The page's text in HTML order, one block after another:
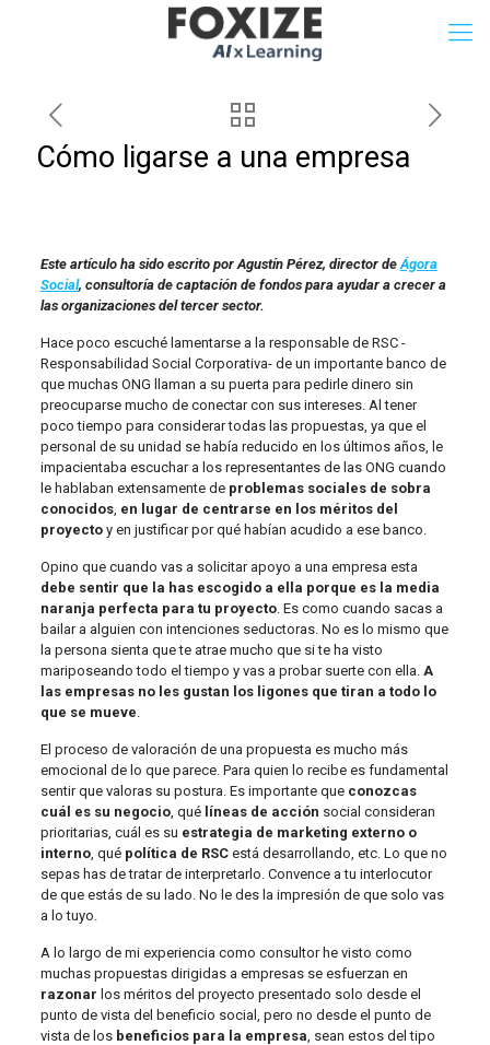
Cómo ligarse a una empresa
Este artículo ha sido escrito por Agustín Pérez, director deÁgora
Social, consultoría de captación de fondos para ayudar a crecer a
las organizaciones del tercer sector.
Hace poco escuché lamentarse a la responsable de RSC -
Responsabilidad Social Corporativa- de un importante banco de
que muchas ONG llaman a su puerta para pedirle dinero sin
preocuparse mucho de conectar con sus intereses. Al tener
poco tiempo para considerar todas las propuestas, ya que el
personal de su unidad se había reducido en los últimos años, le
impacientaba escuchar a los representantes de las ONG cuando
le hablaban extensamente de problemas sociales de sobra
conocidos, en lugar de centrarse en los méritos del
proyectoy en justificar por qué habían acudido a ese banco.
Opino que cuando vas a solicitar apoyo a una empresa esta
debe sentir que la has escogido a ella porque es la media
naranja perfecta para tu proyecto. Es como cuando sacas a
bailar a alguien con intenciones seductoras. No es lo mismo que
la persona sienta que te atrae mucho que si te ha visto
mariposeando todo el tiempo y vas a probar suerte con ella. A
las empresas no les gustan los ligones que tiran a todo lo
que se mueve.
El proceso de valoración de una propuesta es mucho más
emocional de lo que parece. Para quien lo recibe es fundamental
sentir que valoras su postura. Es importante que conozcas
cuál es su negocio, qué líneas de acción social consideran
prioritarias, cuál es su estrategia de marketing externo o
interno, qué política de RSCestá desarrollando, etc. Lo que no
sepas has de tratar de interpretarlo. Convence a tu interlocutor
de que estás de su lado. No le des la impresión de que solo vas
a lo tuyo.
A lo largo de mi experiencia como consultor he visto como
muchas propuestas dirigidas a empresas se esfuerzan en
razonar los méritos del proyecto presentado solo desde el
punto de vista del beneficio social, pero no desde el punto de
vista de los beneficios para la empresa, sean estos del tipo